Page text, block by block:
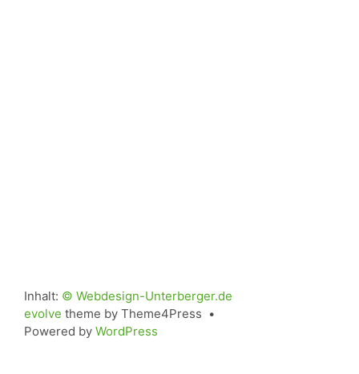
Inhalt: © Webdesign-Unterberger.de
evolve theme by Theme4Press •
Powered by WordPress